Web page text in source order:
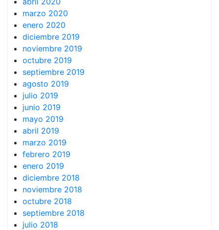
marzo 2020
enero 2020
diciembre 2019
noviembre 2019
octubre 2019
septiembre 2019
agosto 2019
julio 2019
junio 2019
mayo 2019
abril 2019
marzo 2019
febrero 2019
enero 2019
diciembre 2018
noviembre 2018
octubre 2018
septiembre 2018
julio 2018